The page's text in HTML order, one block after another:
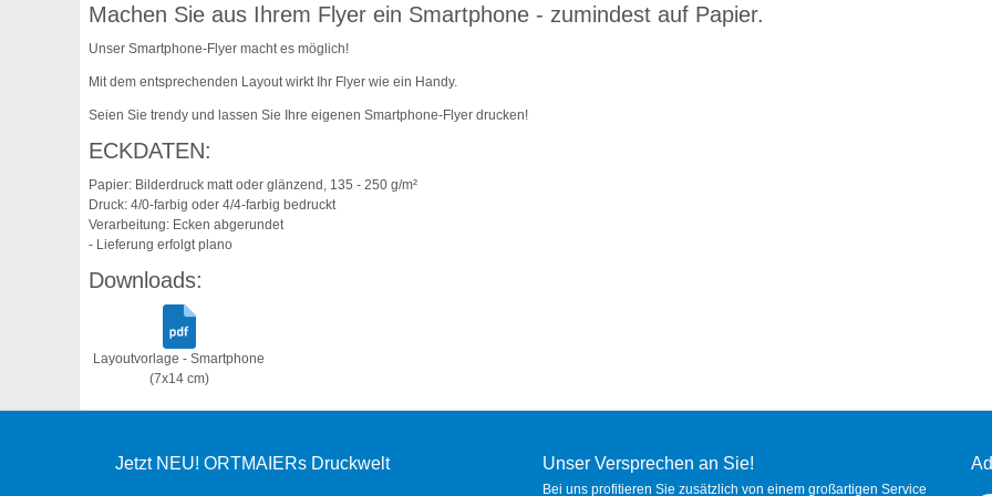
Machen Sie aus Ihrem Flyer ein Smartphone - zumindest auf Papier.
Unser Smartphone-Flyer macht es möglich!
Mit dem entsprechenden Layout wirkt Ihr Flyer wie ein Handy.
Seien Sie trendy und lassen Sie Ihre eigenen Smartphone-Flyer drucken!
ECKDATEN:
Papier: Bilderdruck matt oder glänzend, 135 - 250 g/m²
Druck: 4/0-farbig oder 4/4-farbig bedruckt
Verarbeitung: Ecken abgerundet
- Lieferung erfolgt plano
Downloads:
Layoutvorlage - Smartphone
(7x14 cm)
Jetzt NEU! ORTMAIERs Druckwelt Unser Versprechen an Sie!
Bei uns profitieren Sie zusätzlich von einem großartigen Service